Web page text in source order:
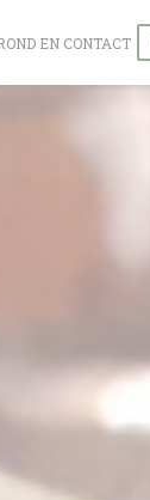
VENSTER))
EN CONTACT